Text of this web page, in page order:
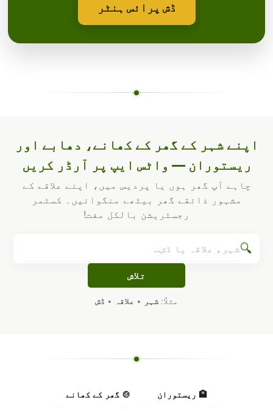
ڈش پرائس ہنٹر
اپنے شہر کے گھر کے کھانے، دھابے اور
ریستوران — واٹس ایپ پر آرڈر کریں
چاہے آپ گھر ہوں یا پردیس میں، اپنے علاقے کے
مشہور ذائقے گھر بیٹھے منگوائیں۔ کسٹمر
رجسٹریشن بالکل مفت!
🔍
تلاش
مثلاً: شہر • علاقہ • ڈش
🏨 ریستوران 🍲 گھر کے کھانے